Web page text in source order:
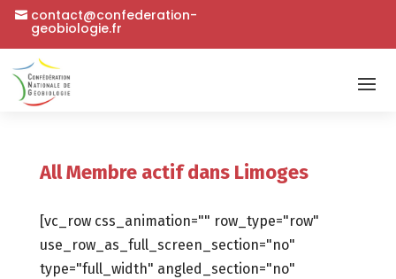
contact@confederation-
geobiologie.fr
All Membre actif dans Limoges
[vc_row css_animation="" row_type="row"
use_row_as_full_screen_section="no"
type="full_width" angled_section="no"